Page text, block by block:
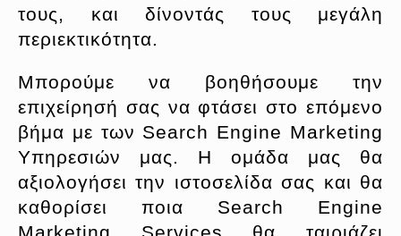
τους, και δίνοντάς τους μεγάλη
περιεκτικότητα.
Μπορούμε να βοηθήσουμε την
επιχείρησή σας να φτάσει στο επόμενο
βήμα με των Search Engine Marketing
Υπηρεσιών μας. Η ομάδα μας θα
αξιολογήσει την ιστοσελίδα σας και θα
καθορίσει ποια Search Engine